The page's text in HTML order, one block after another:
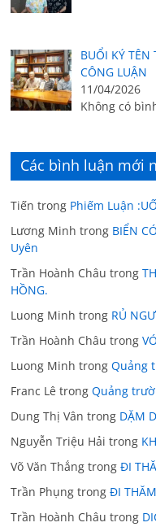
BUỔI KÝ TÊN
CÔNG LUẬN
11/04/2026
Không có
Các bình luận mới
Tiến trong Phiếm Luận
Lương Minh trong BIỂN
Uyên
Trần Hoành Châu trong
HỒNG.
Luong Minh trong RỦ
Trần Hoành Châu trong
Luong Minh trongQuảng
Franc Lê trongQuảng
Dung Thị Vân trong DẶM
Nguyễn Triệu Hải trong
Võ Văn Thắng trongĐI
Trần Phụng trongĐI
Trần Hoành Châu trong